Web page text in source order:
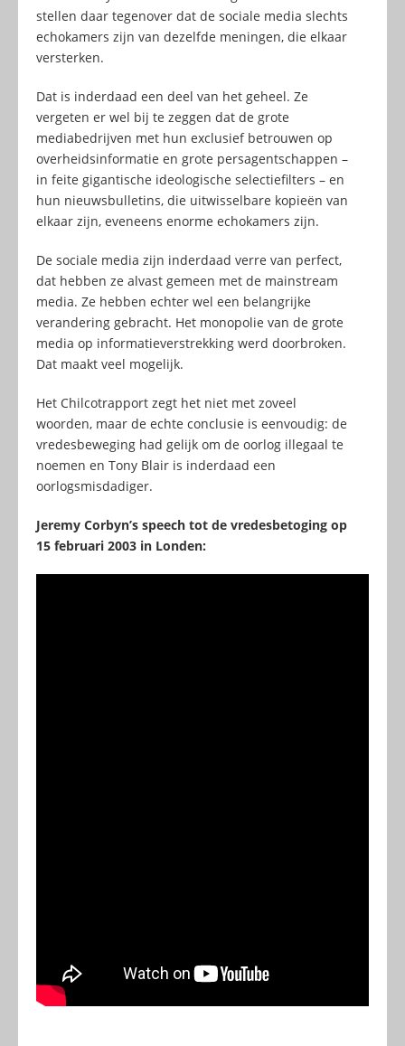
stellen daar tegenover dat de sociale media slechts
echokamers zijn van dezelfde meningen, die elkaar
versterken.
Dat is inderdaad een deel van het geheel. Ze
vergeten er wel bij te zeggen dat de grote
mediabedrijven met hun exclusief betrouwen op
overheidsinformatie en grote persagentschappen –
in feite gigantische ideologische selectiefilters – en
hun nieuwsbulletins, die uitwisselbare kopieën van
elkaar zijn, eveneens enorme echokamers zijn.
De sociale media zijn inderdaad verre van perfect,
dat hebben ze alvast gemeen met de mainstream
media. Ze hebben echter wel een belangrijke
verandering gebracht. Het monopolie van de grote
media op informatieverstrekking werd doorbroken.
Dat maakt veel mogelijk.
Het Chilcotrapport zegt het niet met zoveel
woorden, maar de echte conclusie is eenvoudig: de
vredesbeweging had gelijk om de oorlog illegaal te
noemen en Tony Blair is inderdaad een
oorlogsmisdadiger.
Jeremy Corbyn’s speech tot de vredesbetoging op
15 februari 2003 in Londen: